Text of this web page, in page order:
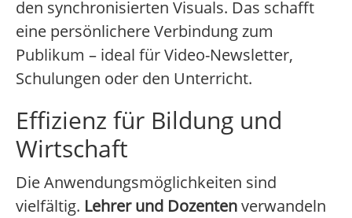
den synchronisierten Visuals. Das schafft
eine persönlichere Verbindung zum
Publikum – ideal für Video-Newsletter,
Schulungen oder den Unterricht.
Effizienz für Bildung und
Wirtschaft
Die Anwendungsmöglichkeiten sind
vielfältig. Lehrer und Dozentenverwandeln